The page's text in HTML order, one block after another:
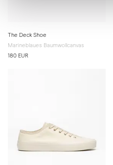
The Deck Shoe
Marineblaues Baumwollcanvas
180 EUR